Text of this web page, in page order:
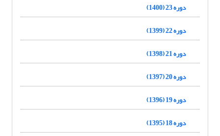
دوره 23 (1400)
دوره 22 (1399)
دوره 21 (1398)
دوره 20 (1397)
دوره 19 (1396)
دوره 18 (1395)